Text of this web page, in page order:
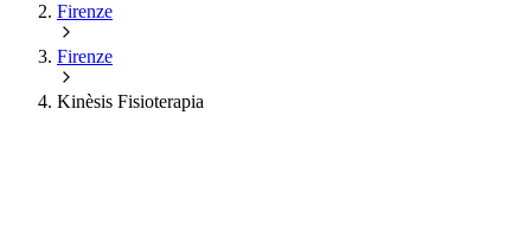
Firenze
Firenze
Kinèsis Fisioterapia